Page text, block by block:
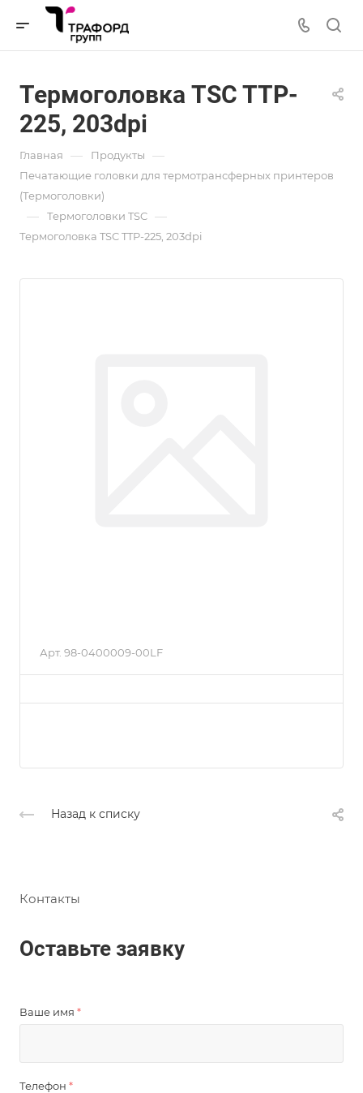
Термоголовка TSC TTP-
225, 203dpi
Главная — Продукты —
Печатающие головки для термотрансферных принтеров
(Термоголовки)
— Термоголовки TSC —
Термоголовка TSC TTP-225, 203dpi
Арт. 98-0400009-00LF
Назад к списку
Контакты
Оставьте заявку
Ваше имя *
Телефон *